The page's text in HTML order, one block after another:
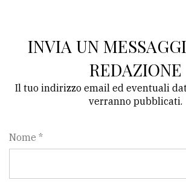
INVIA UN
REDAZIONE
Il tuo indirizzo email ed eventuali
verranno pubblicati.
Nome *